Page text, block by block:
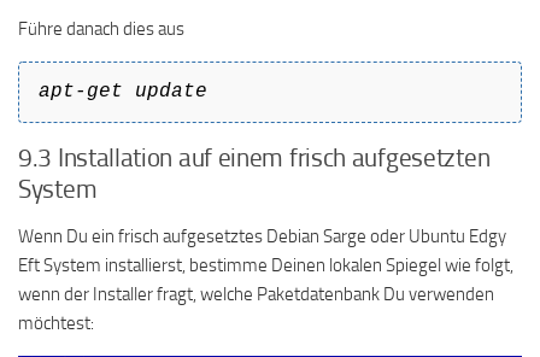
Führe danach dies aus
apt-get update
9.3 Installation auf einem frisch aufgesetzten
System
Wenn Du ein frisch aufgesetztes Debian Sarge oder Ubuntu Edgy
Eft System installierst, bestimme Deinen lokalen Spiegel wie folgt,
wenn der Installer fragt, welche Paketdatenbank Du verwenden
möchtest: